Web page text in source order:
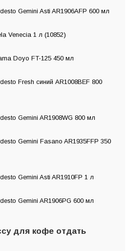
Gemini Asti AR1906AFP 600 мл
Venecia 1 л (10852)
Doyo FT-125 450 мл
Fresh синий AR1008BEF 800
Gemini AR1908WG 800 мл
Gemini Fasano AR1935FFP 350
Gemini Asti AR1910FP 1 л
Gemini AR1906PG 600 мл
для кофе отдать